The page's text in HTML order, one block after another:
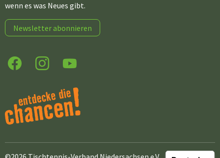
wenn es was Neues gibt.
Newsletter abonnieren